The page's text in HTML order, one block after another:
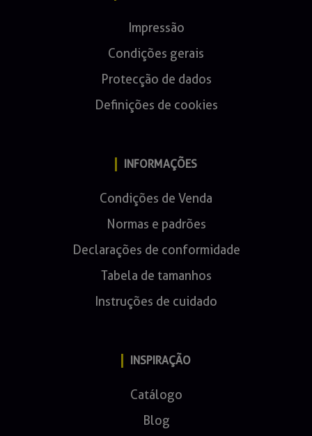
Impressão
Condições gerais
Protecção de dados
Definições de cookies
INFORMAÇÕES
Condições de Venda
Normas e padrões
Declarações de conformidade
Tabela de tamanhos
Instruções de cuidado
INSPIRAÇÃO
Catálogo
Blog